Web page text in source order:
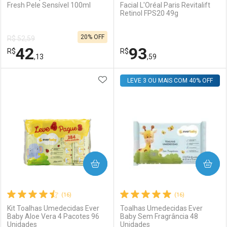
Fresh Pele Sensível 100ml
R$ 52,59
R$42,13
20% OFF
FECHAR
FECHAR
Facial L'Oréal Paris Revitalift
Retinol FPS20 49g
R$93,59
(16)
Kit Toalhas Umedecidas Ever
Baby Aloe Vera 4 Pacotes 96
Unidades
ADICIONAR AOS FAVORITOS
COMPRAR
(16)
Toalhas Umedecidas Ever
Baby Sem Fragrância 48
Unidades
LEVE 3 OU MAIS COM 40% OFF
COMPRAR